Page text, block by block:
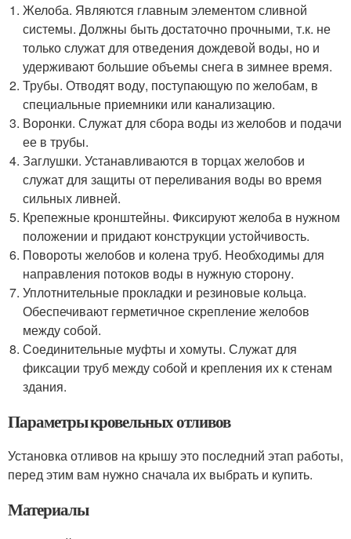
Желоба. Являются главным элементом сливной
системы. Должны быть достаточно прочными, т.к. не
только служат для отведения дождевой воды, но и
удерживают большие объемы снега в зимнее время.
Трубы. Отводят воду, поступающую по желобам, в
специальные приемники или канализацию.
Воронки. Служат для сбора воды из желобов и подачи
ее в трубы.
Заглушки. Устанавливаются в торцах желобов и
служат для защиты от переливания воды во время
сильных ливней.
Крепежные кронштейны. Фиксируют желоба в нужном
положении и придают конструкции устойчивость.
Повороты желобов и колена труб. Необходимы для
направления потоков воды в нужную сторону.
Уплотнительные прокладки и резиновые кольца.
Обеспечивают герметичное скрепление желобов
между собой.
Соединительные муфты и хомуты. Служат для
фиксации труб между собой и крепления их к стенам
здания.
Параметры кровельных отливов
Установка отливов на крышу это последний этап работы,
перед этим вам нужно сначала их выбрать и купить.
Материалы